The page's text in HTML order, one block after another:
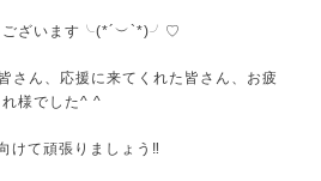
ございます╰(*´︶`*)╯♡
さん、応援に来てくれた皆さん、お疲
れ様でした^ ^
けて頑張りましょう‼️